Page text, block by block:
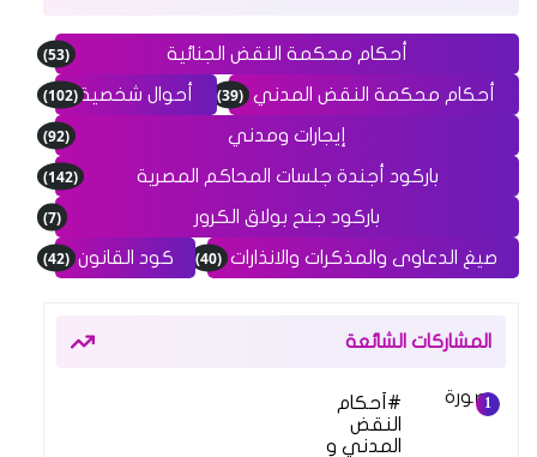
أحكام محكمة النقض الجنائية (53)
أحكام محكمة النقض المدني (39) أحوال شخصية(102)
إيجارات ومدني (92)
باركود أجندة جلسات المحاكم المصرية (142)
باركود جنح بولاق الكرور (7)
صيغ الدعاوى والمذكرات والانذارات (40) كود القانون (42)
المشاركات الشائعة
أحكام
النقض
المدني و